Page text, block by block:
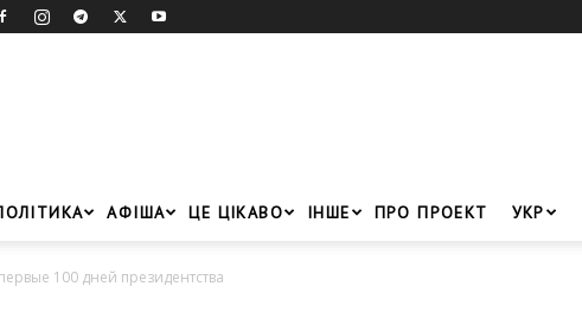
АФІША ЦЕ ЦІКАВО ІНШЕ ПРО ПРОЕКТ УКР
100 дней президентства